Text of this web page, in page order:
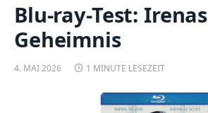
Blu-ray-Test: Irenas
Geheimnis
4. MAI 2026 1 MINUTE LESEZEIT